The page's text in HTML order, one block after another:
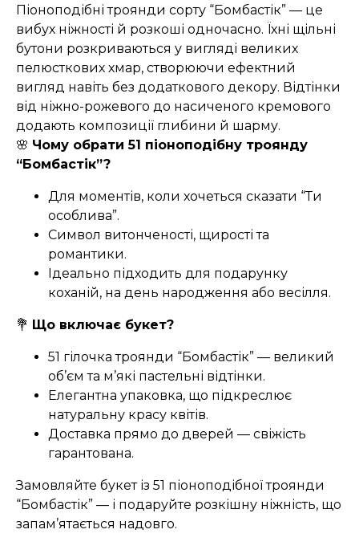
Піоноподібні троянди сорту “Бомбастік” — це
вибух ніжності й розкоші одночасно. Їхні щільні
бутони розкриваються у вигляді великих
пелюсткових хмар, створюючи ефектний
вигляд навіть без додаткового декору. Відтінки
від ніжно-рожевого до насиченого кремового
додають композиції глибини й шарму.
🌸 Чому обрати 51 піоноподібну троянду
“Бомбастік”?
Для моментів, коли хочеться сказати “Ти
особлива”.
Символ витонченості, щирості та
романтики.
Ідеально підходить для подарунку
коханій, на день народження або весілля.
💐 Що включає букет?
51 гілочка троянди “Бомбастік” — великий
об’єм та м’які пастельні відтінки.
Елегантна упаковка, що підкреслює
натуральну красу квітів.
Доставка прямо до дверей — свіжість
гарантована.
Замовляйте букет із 51 піоноподібної троянди
“Бомбастік” — і подаруйте розкішну ніжність, що
запам’ятається надовго.